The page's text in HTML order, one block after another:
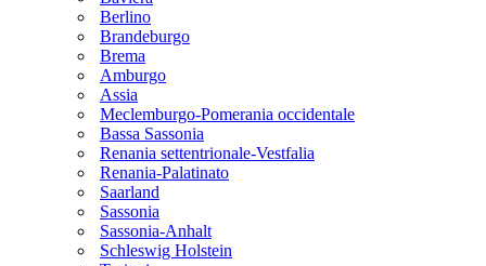
Berlino
Brandeburgo
Brema
Amburgo
Assia
Meclemburgo-Pomerania occidentale
Bassa Sassonia
Renania settentrionale-Vestfalia
Renania-Palatinato
Saarland
Sassonia
Sassonia-Anhalt
Schleswig Holstein